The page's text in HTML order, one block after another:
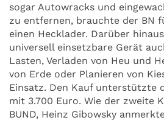
sogar Autowracks und
zu entfernen, brauchte der BN
einen Hecklader. Darüber
universell einsetzbare Gerät
Lasten, Verladen von Heu und
von Erde oder Planieren von
Einsatz. Den Kauf unterstützte
mit 3.700 Euro. Wie der zweite
BUND, Heinz Gibowsky